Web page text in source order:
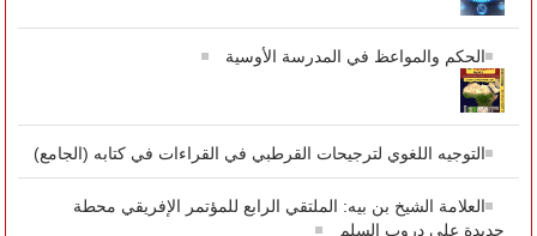
الحكم والمواعظ في المدرسة الأوسية
التوجيه اللغوي لترجيحات القرطبي في القراءات في كتابه (الجامع)
العلامة الشيخ بن بيه: الملتقي الرابع للمؤتمر الإفريقي محطة
جديدة على دروب السلم